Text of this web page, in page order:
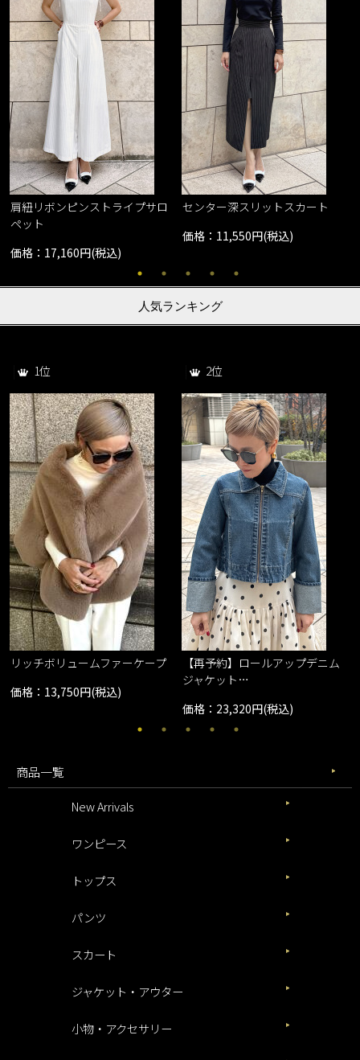
肩紐リボンピンストライプサロ
ペット
価格：17,160円(税込)
センター深スリットスカート
価格：11,550円(税込)
人気ランキング
1位
リッチボリュームファーケープ
価格：13,750円(税込)
2位
【再予約】ロールアップデニム
ジャケット…
価格：23,320円(税込)
商品一覧
New Arrivals
ワンピース
トップス
パンツ
スカート
ジャケット・アウター
小物・アクセサリー